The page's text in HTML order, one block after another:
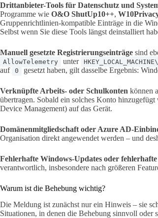
Drittanbieter-Tools für Datenschutz und
Programme wie O&O ShutUp10++,
Gruppenrichtlinien-kompatible Einträge in die
Selbst wenn Sie diese Tools längst deinstalliert
Manuell gesetzte Registrierungseinträge sind
AllowTelemetry unter
auf 0 gesetzt haben, gilt dasselbe Ergebnis:
Verknüpfte Arbeits- oder Schulkonten können
übertragen. Sobald ein solches Konto
Device Management) auf das Gerät.
Domänenmitgliedschaft oder Azure AD-
Organisation direkt angewendet werden – und
Fehlerhafte Windows-Updates oder
verantwortlich, insbesondere nach größeren
Warum ist die Behebung wichtig?
Die Meldung ist zunächst nur ein Hinweis – sie
Situationen, in denen die Behebung sinnvoll oder